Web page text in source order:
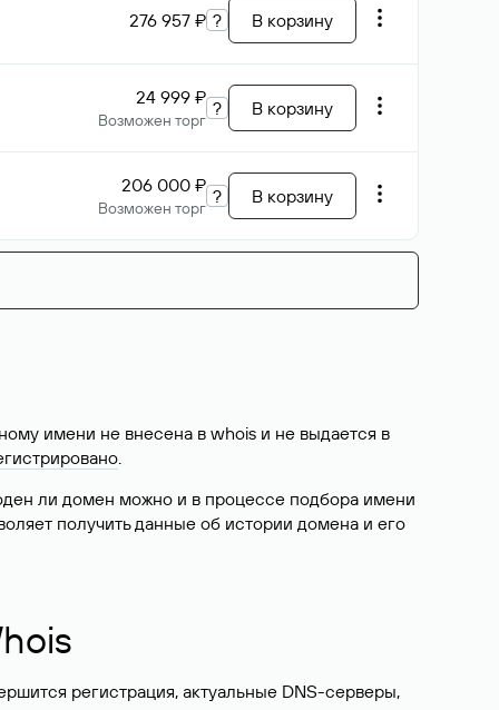
276 957 ₽ ? В корзину
24 999 ₽
Возможен торг
? В корзину
206 000 ₽
Возможен торг
? В корзину
имени не внесена в whois и не выдается в
.
ли домен можно и в процессе подбора имени
получить данные об истории домена и его
регистрация, актуальные DNS-серверы,